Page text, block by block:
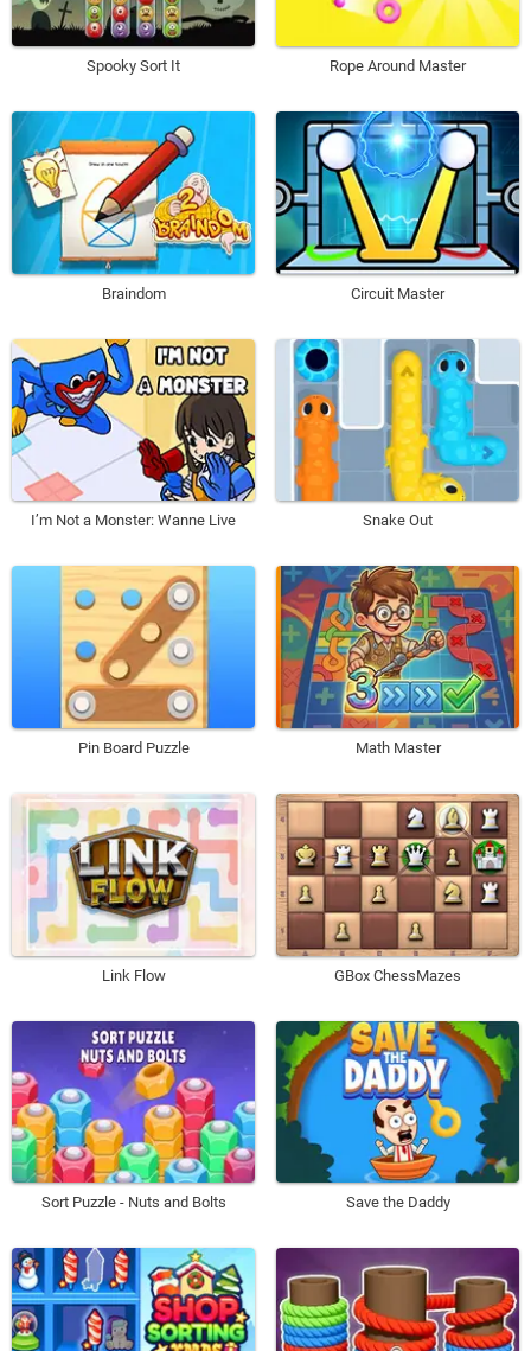
Spooky Sort It Rope Around Master
Braindom Circuit Master
I’m Not a Monster: Wanne Live Snake Out
Pin Board Puzzle Math Master
Link Flow GBox ChessMazes
Sort Puzzle - Nuts and Bolts Save the Daddy